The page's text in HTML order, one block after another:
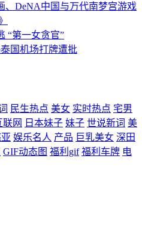
、DeNA中国与万代南梦宫游戏
“第一女贪官”
国机场打牌遭批
民生热点 美女 实时热点 宅男
联网 日本妹子 妹子 世说新词 美
娱乐名人 产品 巨乳美女 深田
GIF动态图 福利gif 福利车牌 电